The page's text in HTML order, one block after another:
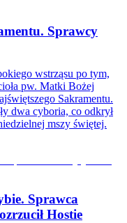
Sprawcy
wstrząsu po tym,
pw. Matki Bożej
Sakramentu.
dwa cyboria, co odkrył
mszy świętej.
Sprawca
Hostie